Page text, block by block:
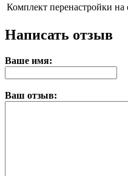
Комплект перенастройки
Написать отзыв
Ваше имя:
Ваш отзыв: